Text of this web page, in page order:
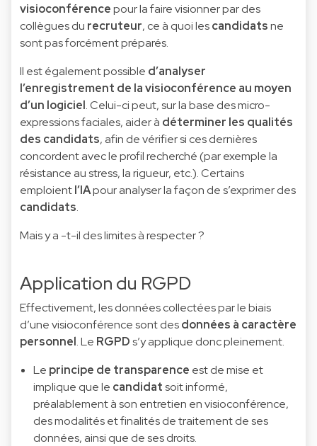
visioconférencepour la faire visionner par des
collègues du recruteur, ce à quoi lescandidatsne
sont pas forcément préparés.
Il est également possible d’analyser
l’enregistrement de la visioconférence au moyen
d’un logiciel. Celui-ci peut, sur la base des micro-
expressions faciales, aider à déterminer les qualités
des candidats, afin de vérifier si ces dernières
concordent avec le profil recherché (par exemple la
résistance au stress, la rigueur, etc.). Certains
emploientl’IApour analyser la façon de s’exprimer des
candidats.
Mais y a -t-il des limites à respecter ?
Application du RGPD
Effectivement, les données collectées par le biais
d’une visioconférence sont desdonnées à caractère
personnel. Le RGPDs’y applique donc pleinement.
Le principe de transparence est de mise et
implique que le candidatsoit informé,
préalablement à son entretien en visioconférence,
des modalités et finalités de traitement de ses
données, ainsi que de ses droits.